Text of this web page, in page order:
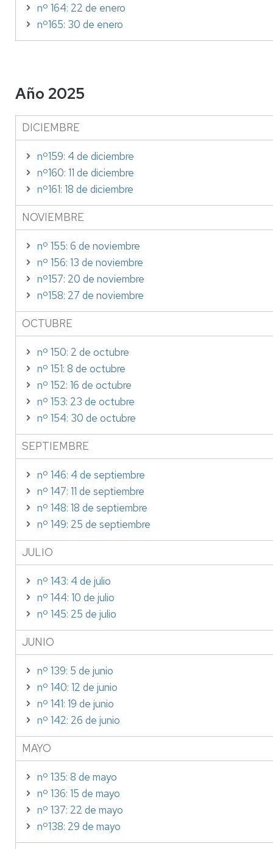
nº 164: 22 de enero
nº165: 30 de enero
Año 2025
DICIEMBRE
nº159: 4 de diciembre
nº160: 11 de diciembre
nº161: 18 de diciembre
NOVIEMBRE
nº 155: 6 de noviembre
nº 156: 13 de noviembre
nº157: 20 de noviembre
nº158: 27 de noviembre
OCTUBRE
nº 150: 2 de octubre
nº 151: 8 de octubre
nº 152: 16 de octubre
nº 153: 23 de octubre
nº 154: 30 de octubre
SEPTIEMBRE
nº 146: 4 de septiembre
nº 147: 11 de septiembre
nº 148: 18 de septiembre
nº 149: 25 de septiembre
JULIO
nº 143: 4 de julio
nº 144: 10 de julio
nº 145: 25 de julio
JUNIO
nº 139: 5 de junio
nº 140: 12 de junio
nº 141: 19 de junio
nº 142: 26 de junio
MAYO
nº 135: 8 de mayo
nº 136: 15 de mayo
nº 137: 22 de mayo
nº138: 29 de mayo